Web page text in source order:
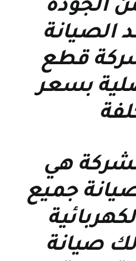
الجودة
الصيانة
قطع
بسعر
هي
جميع
صيانة